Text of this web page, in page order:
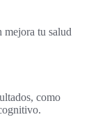
mejora tu salud
como